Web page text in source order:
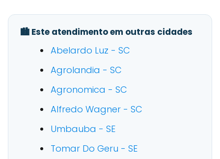
🏙️ Este atendimento em outras cidades
Abelardo Luz - SC
Agrolandia - SC
Agronomica - SC
Alfredo Wagner - SC
Umbauba - SE
Tomar Do Geru - SE